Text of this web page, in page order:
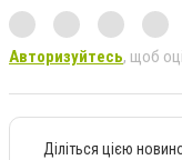
Авторизуйтесь, щоб
Діліться цією